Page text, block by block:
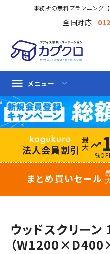
事務所の無料プランニング【
全国対応
menu メニュー
法人会員割引 trending_up
まとめ買いセール
ウッドスクリーン
（